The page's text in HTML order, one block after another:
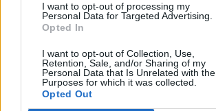
I want to opt-out of processing my
Personal Data for Targeted Advertising.
Opted In
I want to opt-out of Collection, Use,
Retention, Sale, and/or Sharing of my
Personal Data that Is Unrelated with the
Purposes for which it was collected.
Opted Out
Borgio Verezzi (56)
Cairo Montenotte (220)
Calice Ligure (19)
Calizzano (20)